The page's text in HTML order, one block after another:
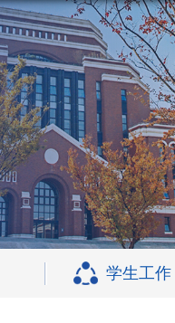
学生工作